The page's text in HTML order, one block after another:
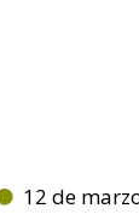
12 de